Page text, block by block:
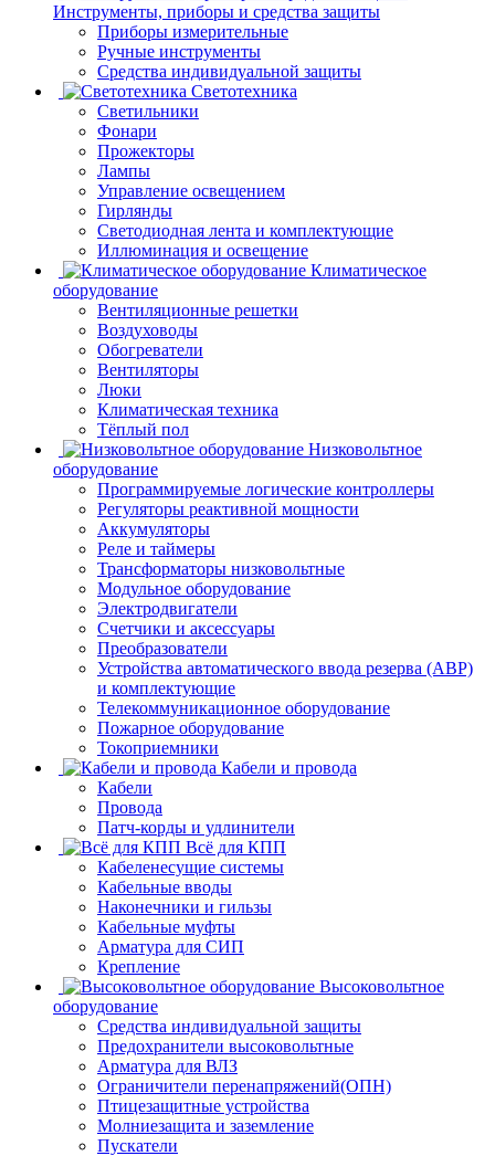
Инструменты, приборы и средства защиты
Приборы измерительные
Ручные инструменты
Средства индивидуальной защиты
Светотехника
Светильники
Фонари
Прожекторы
Лампы
Управление освещением
Гирлянды
Светодиодная лента и комплектующие
Иллюминация и освещение
Климатическое
оборудование
Вентиляционные решетки
Воздуховоды
Обогреватели
Вентиляторы
Люки
Климатическая техника
Тёплый пол
Низковольтное
оборудование
Программируемые логические контроллеры
Регуляторы реактивной мощности
Аккумуляторы
Реле и таймеры
Трансформаторы низковольтные
Модульное оборудование
Электродвигатели
Счетчики и аксессуары
Преобразователи
Устройства автоматического ввода резерва (АВР)
и комплектующие
Телекоммуникационное оборудование
Пожарное оборудование
Токоприемники
Кабели и провода
Кабели
Провода
Патч-корды и удлинители
Всё для КПП
Кабеленесущие системы
Кабельные вводы
Наконечники и гильзы
Кабельные муфты
Арматура для СИП
Крепление
Высоковольтное
оборудование
Средства индивидуальной защиты
Предохранители высоковольтные
Арматура для ВЛЗ
Ограничители перенапряжений(ОПН)
Птицезащитные устройства
Молниезащита и заземление
Пускатели